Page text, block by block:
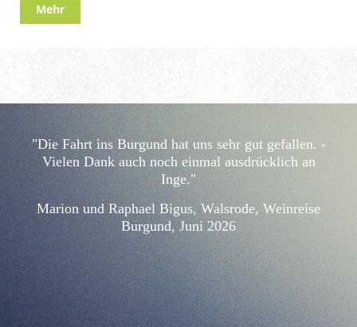
Mehr
"Die Fahrt ins Burgund hat uns sehr gut gefallen. -
Vielen Dank auch noch einmal ausdrücklich an
Inge."
Marion und Raphael Bigus, Walsrode, Weinreise
Burgund, Juni 2026